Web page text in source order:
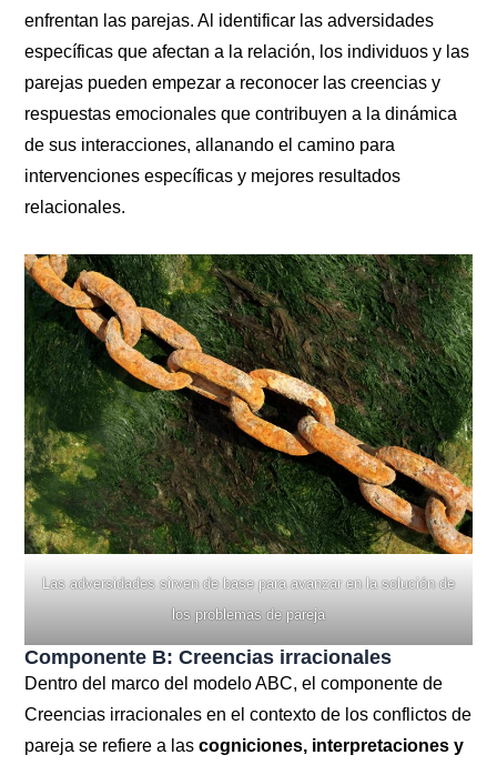
enfrentan las parejas. Al identificar las adversidades
específicas que afectan a la relación, los individuos y las
parejas pueden empezar a reconocer las creencias y
respuestas emocionales que contribuyen a la dinámica
de sus interacciones, allanando el camino para
intervenciones específicas y mejores resultados
relacionales.
Las adversidades sirven de base para avanzar en la solución de
los problemas de pareja
Componente B: Creencias irracionales
Dentro del marco del modelo ABC, el componente de
Creencias irracionales en el contexto de los conflictos de
pareja se refiere a lascogniciones, interpretaciones y